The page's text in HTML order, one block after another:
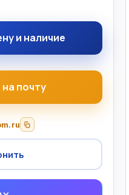
и наличие
почту